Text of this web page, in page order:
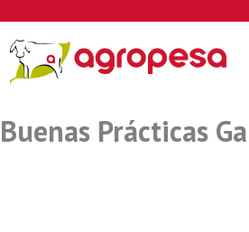
to
content
Buenas Prácticas